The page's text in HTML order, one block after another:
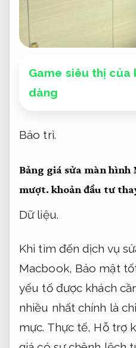
Game siêu thị của
dàng
Bảo trì.
Bảng giá sửa màn hình
mượt.khoản đầu tư
Dữ liệu.
Khi tìm đến dịch vụ
Macbook, Bảo mật
yếu tố được khách
nhiều nhất chính là
mực. Thực tế, Hỗ trợ